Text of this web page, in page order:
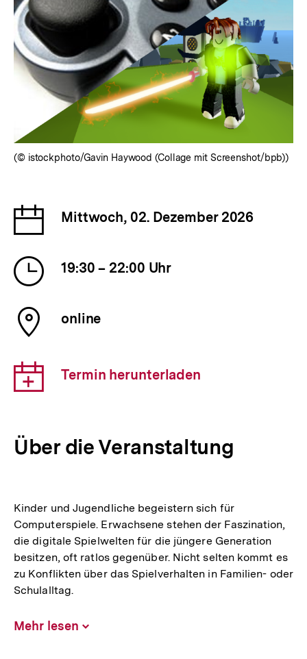
(© istockphoto/Gavin Haywood (Collage mit Screenshot/bpb))
Datum
der
Veranstaltung
Mittwoch, 02. Dezember 2026
Uhrzeit
der
Veranstaltung
19:30 – 22:00 Uhr
Ort
der
online
Download-
Link:
Termin herunterladen
Über die Veranstaltung
Kinder und Jugendliche begeistern sich für
Computerspiele. Erwachsene stehen der Faszination,
die digitale Spielwelten für die jüngere Generation
besitzen, oft ratlos gegenüber. Nicht selten kommt es
zu Konflikten über das Spielverhalten in Familien- oder
Schulalltag.
Mehr lesen